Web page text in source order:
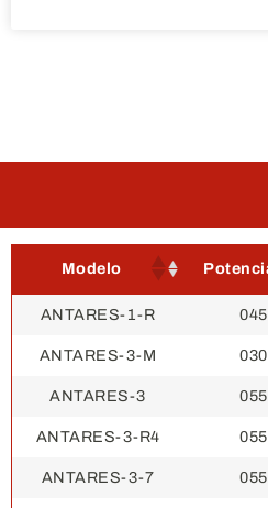
Modelo
Modelo
ANTARES-1-R
ANTARES-3-M
ANTARES-3
ANTARES-3-R4
ANTARES-3-7